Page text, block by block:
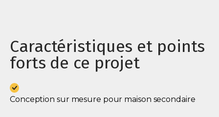
Caractéristiques et points
forts de ce projet
Conception sur mesure pour maison secondaire